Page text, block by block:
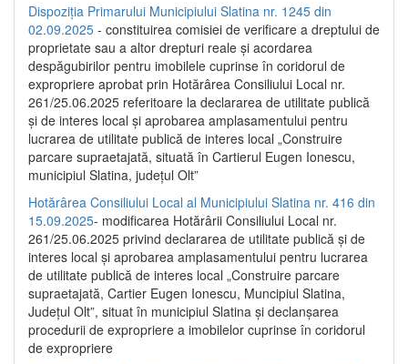
Dispoziția Primarului Municipiului Slatina nr. 1245 din
02.09.2025 - constituirea comisiei de verificare a dreptului de
proprietate sau a altor drepturi reale și acordarea
despăgubirilor pentru imobilele cuprinse în coridorul de
expropriere aprobat prin Hotărârea Consiliului Local nr.
261/25.06.2025 referitoare la declararea de utilitate publică
și de interes local și aprobarea amplasamentului pentru
lucrarea de utilitate publică de interes local „Construire
parcare supraetajată, situată în Cartierul Eugen Ionescu,
municipiul Slatina, județul Olt”
Hotărârea Consiliului Local al Municipiului Slatina nr. 416 din
15.09.2025- modificarea Hotărârii Consiliului Local nr.
261/25.06.2025 privind declararea de utilitate publică și de
interes local și aprobarea amplasamentului pentru lucrarea
de utilitate publică de interes local „Construire parcare
supraetajată, Cartier Eugen Ionescu, Muncipiul Slatina,
Județul Olt”, situat în municipiul Slatina și declanșarea
procedurii de expropriere a imobilelor cuprinse în coridorul
de expropriere